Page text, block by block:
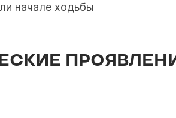
начале ходьбы